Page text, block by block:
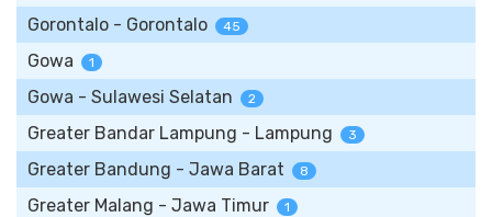
Gorontalo - Gorontalo 45
Gowa 1
Gowa - Sulawesi Selatan 2
Greater Bandar Lampung - Lampung 3
Greater Bandung - Jawa Barat 8
Greater Malang - Jawa Timur 1